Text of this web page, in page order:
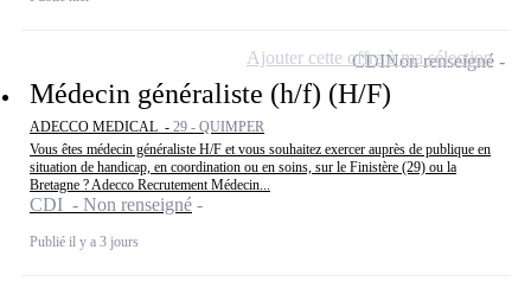
Médecin généraliste (h/f) (H/F)
ADECCO MEDICAL - 29 - QUIMPER
Vous êtes médecin généraliste H/F et vous souhaitez exercer auprès de publique en
situation de handicap, en coordination ou en soins, sur le Finistère (29) ou la
Bretagne ? Adecco Recrutement Médecin...
CDI - Non renseigné
Publié il y a 3 jours
CDINon renseigné
Ajouter cette offre à ma sélection